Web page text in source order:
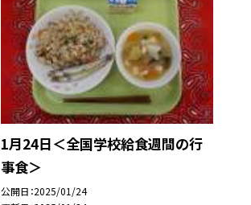
1月24日＜全国学校給食週間の行
事食＞
公開日 2025/01/24